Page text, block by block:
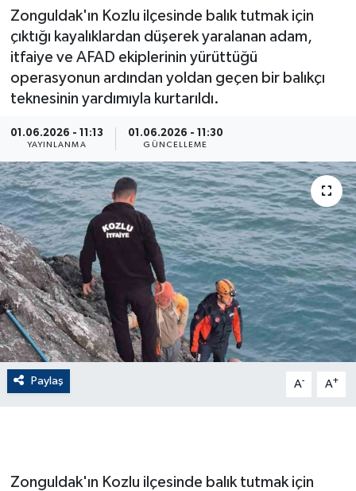
Zonguldak'ın Kozlu ilçesinde balık tutmak için
çıktığı kayalıklardan düşerek yaralanan adam,
itfaiye ve AFAD ekiplerinin yürüttüğü
operasyonun ardından yoldan geçen bir balıkçı
teknesinin yardımıyla kurtarıldı.
01.06.2026 - 11:13
YAYINLANMA
01.06.2026 - 11:30
GÜNCELLEME
Paylaş A- A+
Zonguldak'ın Kozlu ilçesinde balık tutmak için
Advertising news
Canlı Maç
ÇEVRE
Dış Haberler
Dünya
EĞİTİM
EKONOMİ
English News
Finans
Flaş Haber
Haber Arşivi